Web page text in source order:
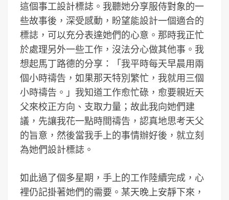
這個事工設計標誌。我聽她分享服侍對象的一
些故事後，深受感動，盼望能設計一個適合的
標誌，可以充分表達她們的心意。那時我正忙
於處理另外一些工作，沒法分心做其他事。我
想起馬丁路德的分享：「我平時每天早晨用兩
個小時禱告，如果那天特別繁忙，我就用三個
小時禱告。」我知道工作愈忙碌，愈要親近天
父來校正方向、支取力量；故此我向她們建
議，先讓我花一點時間禱告，認真地思考天父
的旨意，然後當我手上的事情辦好後，就立刻
為她們設計標誌。
如此過了個多星期，手上的工作陸續完成，心
裡仍記掛著她們的需要。某天晚上安靜下來，